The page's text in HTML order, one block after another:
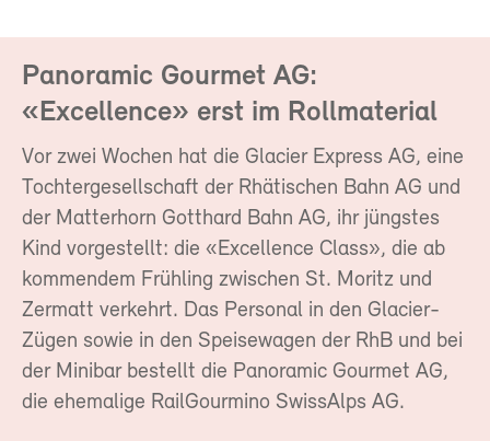
Panoramic Gourmet AG:
«Excellence» erst im Rollmaterial
Vor zwei Wochen hat die Glacier Express AG, eine
Tochtergesellschaft der Rhätischen Bahn AG und
der Matterhorn Gotthard Bahn AG, ihr jüngstes
Kind vorgestellt: die «Excellence Class», die ab
kommendem Frühling zwischen St. Moritz und
Zermatt verkehrt. Das Personal in den Glacier-
Zügen sowie in den Speisewagen der RhB und bei
der Minibar bestellt die Panoramic Gourmet AG,
die ehemalige RailGourmino SwissAlps AG.